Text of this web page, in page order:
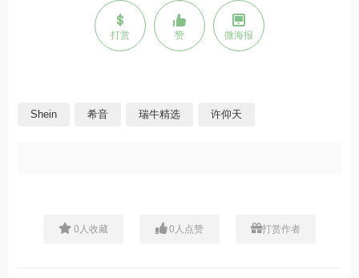
打赏 赞 微海报
Shein 希音 瑞牛精选 许仰天
0 人收藏 0 人点赞 打赏作者